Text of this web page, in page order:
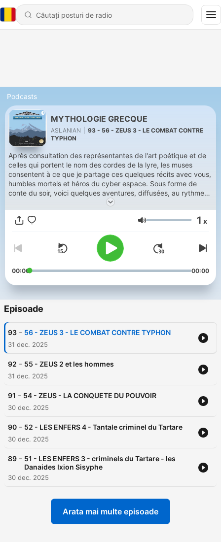
Podcasts
MYTHOLOGIE GRECQUE
ASLANIAN
93 - 56 - ZEUS 3 - LE COMBAT CONTRE
TYPHON
Après consultation des représentantes de l'art poétique et de
celles qui portent le nom des cordes de la lyre, les muses
consentent à ce que je partage ces quelques récits avec vous,
humbles mortels et héros du cyber espace. Sous forme de
conte du soir, voici quelques aventures, diffusées, au rythme
Volum 1 x
00:00 00:00
Episoade
93 - 56 - ZEUS 3 - LE COMBAT CONTRE TYPHON
31 dec. 2025
92 - 55 - ZEUS 2 et les hommes
31 dec. 2025
91 - 54 - ZEUS - LA CONQUETE DU POUVOIR
30 dec. 2025
90 - 52 - LES ENFERS 4 - Tantale criminel du Tartare
30 dec. 2025
89 - 51 - LES ENFERS 3 - criminels du Tartare - les
Danaides Ixion Sisyphe
30 dec. 2025
Arata mai multe episoade